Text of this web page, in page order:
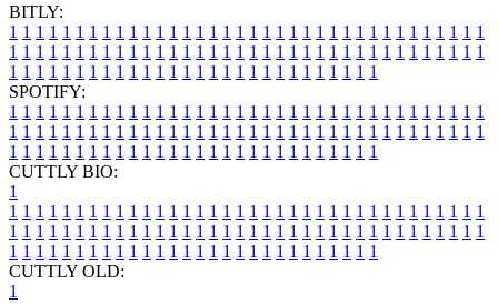
BITLY:
1 1 1 1 1 1 1 1 1 1 1 1 1 1 1 1 1 1 1 1 1 1 1 1 1 1 1 1 1 1 1 1 1 1 1 1
1 1 1 1 1 1 1 1 1 1 1 1 1 1 1 1 1 1 1 1 1 1 1 1 1 1 1 1 1 1 1 1 1 1 1 1
1 1 1 1 1 1 1 1 1 1 1 1 1 1 1 1 1 1 1 1 1 1 1 1 1 1 1 1
SPOTIFY:
1 1 1 1 1 1 1 1 1 1 1 1 1 1 1 1 1 1 1 1 1 1 1 1 1 1 1 1 1 1 1 1 1 1 1 1
1 1 1 1 1 1 1 1 1 1 1 1 1 1 1 1 1 1 1 1 1 1 1 1 1 1 1 1 1 1 1 1 1 1 1 1
1 1 1 1 1 1 1 1 1 1 1 1 1 1 1 1 1 1 1 1 1 1 1 1 1 1 1 1
CUTTLY BIO:
1
1 1 1 1 1 1 1 1 1 1 1 1 1 1 1 1 1 1 1 1 1 1 1 1 1 1 1 1 1 1 1 1 1 1 1 1
1 1 1 1 1 1 1 1 1 1 1 1 1 1 1 1 1 1 1 1 1 1 1 1 1 1 1 1 1 1 1 1 1 1 1 1
1 1 1 1 1 1 1 1 1 1 1 1 1 1 1 1 1 1 1 1 1 1 1 1 1 1 1 1
CUTTLY OLD:
1